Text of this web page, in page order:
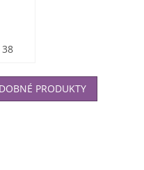
38
PRODUKTY